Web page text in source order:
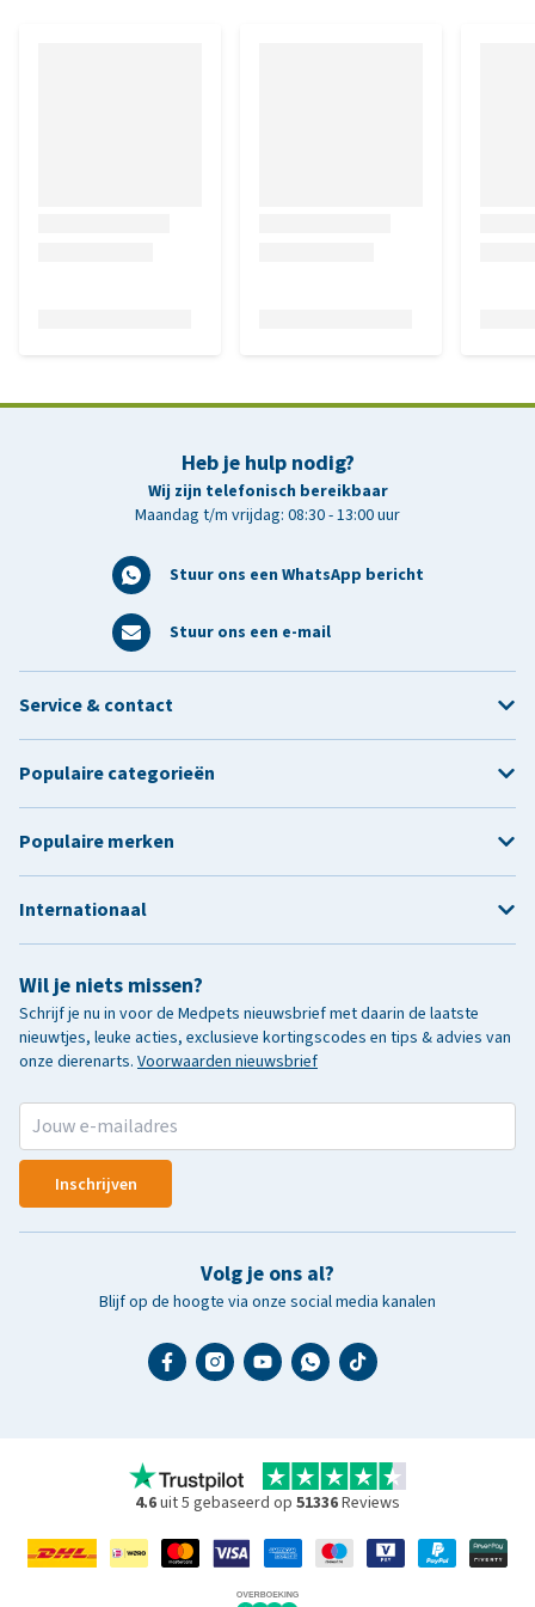
Heb je hulp nodig?
Wij zijn telefonisch bereikbaar
Maandag t/m vrijdag: 08:30 - 13:00 uur
Stuur ons een WhatsApp bericht
Stuur ons een e-mail
Wil je niets missen?
Schrijf je nu in voor de Medpets nieuwsbrief met daarin de laatste
nieuwtjes, leuke acties, exclusieve kortingscodes en tips & advies van
onze dierenarts. Voorwaarden nieuwsbrief
Inschrijven
Volg je ons al?
Blijf op de hoogte via onze social media kanalen
Service & contact
Populaire categorieën
Populaire merken
Internationaal
4.6uit 5 gebaseerd op 51336Reviews